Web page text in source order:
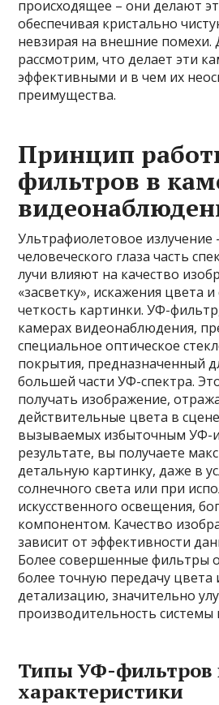
происходящее – они делают
обеспечивая кристально
невзирая на внешние помехи.
рассмотрим, что делает эти
эффективными и в чем их
преимущества.
Принцип
фильтров в
Ультрафиолетовое излучение
человеческого глаза часть
лучи влияют на качество
«засветку», искажения цвета
четкость картинки. УФ-
камерах видеонаблюдения,
специальное оптическое
покрытия, предназначенный
большей части УФ-спектра.
получать изображение,
действительные цвета в
вызываемых избыточным УФ-
результате, вы получаете
детальную картинку, даже в
солнечного света или при
искусственного освещения,
компонентом. Качество
зависит от эффективности
Более совершенные фильтры
более точную передачу
детализацию, значительно
производительность
Типы УФ-фильтров
характеристики